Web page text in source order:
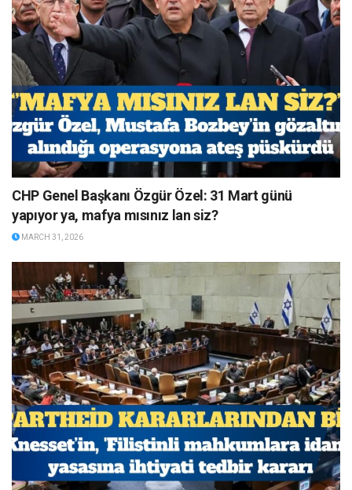
CHP Genel Başkanı Özgür Özel: 31 Mart günü
yapıyor ya, mafya mısınız lan siz?
MARCH 31, 2026